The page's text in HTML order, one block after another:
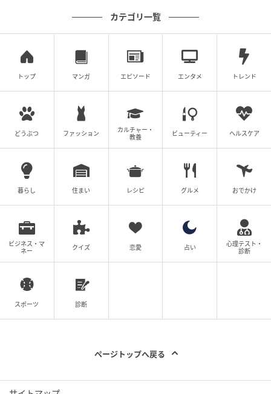
出典FUDGE.jp
¥15400（ワールドパーティー）
ふんわりとしたコットン/ナイロン素材のボックスシル
エットフーディは、はっ水機能付き。小雨や水しぶき
にも対応できるから、アウトドアはもちろん、近所へ
の買い出しにも頼れる1枚。サックス、オフホワイト、
カテゴリ一覧
トップ マンガ エピソード エンタメ トレンド
どうぶつ ファッション
カルチャー・
教養
ビューティー ヘルスケア
暮らし 住まい レシピ グルメ おでかけ
ビジネス・マ
ネー
クイズ 恋愛 占い
心理テスト・
診断
スポーツ 診断
ページトップへ戻る